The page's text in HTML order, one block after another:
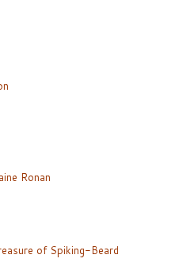
Ronan
of Spiking-Beard